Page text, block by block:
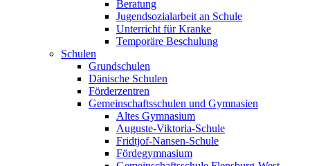
Beratung
Jugendsozialarbeit an Schule
Unterricht für Kranke
Temporäre Beschulung
Schulen
Grundschulen
Dänische Schulen
Förderzentren
Gemeinschaftsschulen und Gymnasien
Altes Gymnasium
Auguste-Viktoria-Schule
Fridtjof-Nansen-Schule
Fördegymnasium